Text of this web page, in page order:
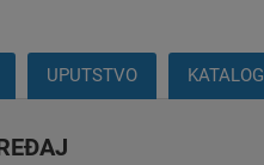
UPUTSTVO KATALOG